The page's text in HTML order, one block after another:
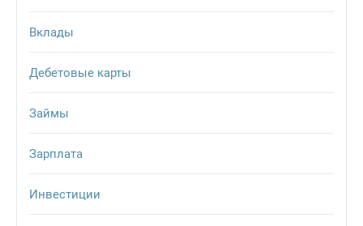
Вклады
Дебетовые карты
Займы
Зарплата
Инвестиции